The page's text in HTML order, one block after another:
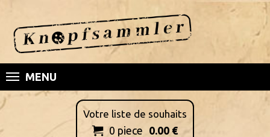
MENU
Votre liste de souhaits
 0 piece 0.00 €